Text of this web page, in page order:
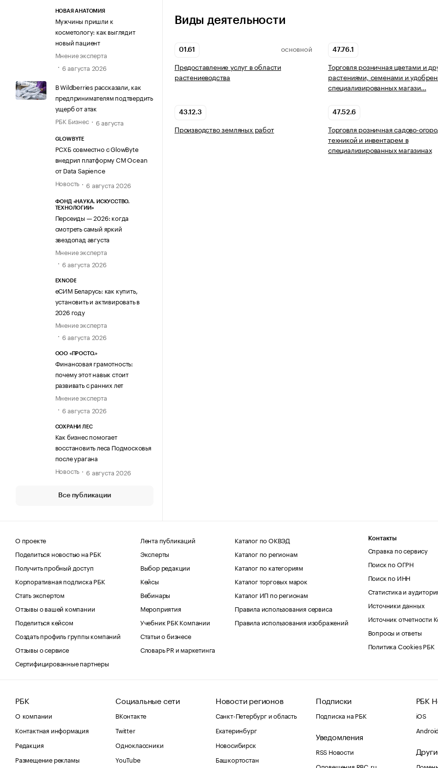
НОВАЯ АНАТОМИЯ
Мужчины пришли к
косметологу: как выглядит
новый пациент
Мнение эксперта
6 августа 2026
В Wildberries рассказали, как
предпринимателям подтвердить
ущерб от атак
РБК Бизнес
6 августа
GLOWBYTE
РСХБ совместно с GlowByte
внедрил платформу CM Ocean
от Data Sapience
Новость
6 августа 2026
ФОНД «НАУКА. ИСКУССТВО.
ТЕХНОЛОГИИ»
Персеиды — 2026: когда
смотреть самый яркий
звездопад августа
Мнение эксперта
6 августа 2026
EXNODE
еСИМ Беларусь: как купить,
установить и активировать в
2026 году
Мнение эксперта
6 августа 2026
ООО «ПРОСТО.»
Финансовая грамотность:
почему этот навык стоит
развивать с ранних лет
Мнение эксперта
6 августа 2026
СОХРАНИ ЛЕС
Как бизнес помогает
восстановить леса Подмосковья
после урагана
Новость
6 августа 2026
Все публикации
Виды деятельности
01.61 ОСНОВНОЙ
Предоставление услуг в области
растениеводства
47.76.1
Торговля розничная цветами и
растениями, семенами и
специализированных магази…
43.12.3
Производство земляных работ
47.52.6
Торговля розничная садово-
техникой и инвентарем в
специализированных магазинах
О проекте
Поделиться новостью на РБК
Получить пробный доступ
Корпоративная подписка РБК
Стать экспертом
Отзывы о вашей компании
Поделиться кейсом
Создать профиль группы компаний
Отзывы о сервисе
Сертифицированные партнеры
Лента публикаций
Эксперты
Выбор редакции
Кейсы
Вебинары
Мероприятия
Учебник РБК Компании
Статьи о бизнесе
Словарь PR и маркетинга
Каталог по ОКВЭД
Каталог по регионам
Каталог по категориям
Каталог торговых марок
Каталог ИП по регионам
Правила использования сервиса
Правила использования изображений
Контакты
Справка по сервису
Поиск по ОГРН
Поиск по ИНН
Статистика и
Источники данных
Источник отчетности
Вопросы и ответы
Политика Cookies РБК
РБК
О компании
Контактная информация
Редакция
Размещение рекламы
Социальные сети
ВКонтакте
Twitter
Одноклассники
YouTube
Новости регионов
Санкт-Петербург и область
Екатеринбург
Новосибирск
Башкортостан
Подписки
Подписка на РБК
Уведомления
RSS Новости
Оповещения RBC.ru
РБК
iOS